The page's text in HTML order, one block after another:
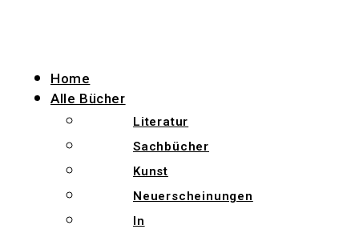
Home
Alle Bücher
Literatur
Sachbücher
Kunst
Neuerscheinungen
In